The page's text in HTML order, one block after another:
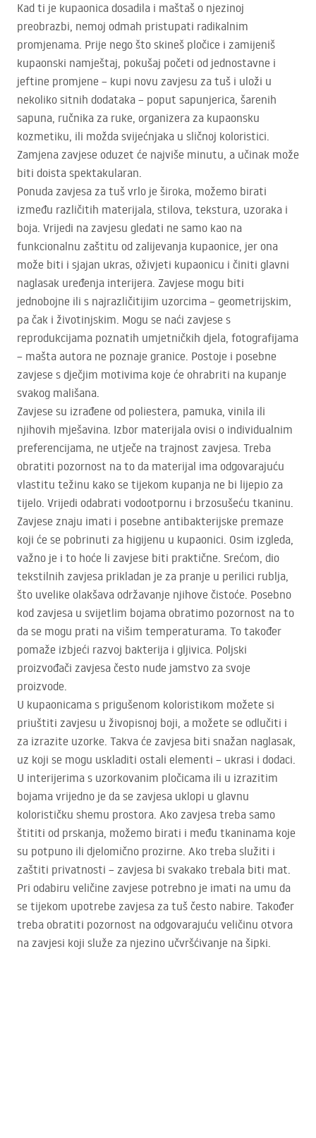
Kad ti je kupaonica dosadila i maštaš o njezinoj
preobrazbi, nemoj odmah pristupati radikalnim
promjenama. Prije nego što skineš pločice i zamijeniš
kupaonski namještaj, pokušaj početi od jednostavne i
jeftine promjene – kupi novu zavjesu za tuš i uloži u
nekoliko sitnih dodataka – poput sapunjerica, šarenih
sapuna, ručnika za ruke, organizera za kupaonsku
kozmetiku, ili možda svijećnjaka u sličnoj koloristici.
Zamjena zavjese oduzet će najviše minutu, a učinak može
biti doista spektakularan.
Ponuda zavjesa za tuš vrlo je široka, možemo birati
između različitih materijala, stilova, tekstura, uzoraka i
boja. Vrijedi na zavjesu gledati ne samo kao na
funkcionalnu zaštitu od zalijevanja kupaonice, jer ona
može biti i sjajan ukras, oživjeti kupaonicu i činiti glavni
naglasak uređenja interijera. Zavjese mogu biti
jednobojne ili s najrazličitijim uzorcima – geometrijskim,
pa čak i životinjskim. Mogu se naći zavjese s
reprodukcijama poznatih umjetničkih djela, fotografijama
– mašta autora ne poznaje granice. Postoje i posebne
zavjese s dječjim motivima koje će ohrabriti na kupanje
svakog mališana.
Zavjese su izrađene od poliestera, pamuka, vinila ili
njihovih mješavina. Izbor materijala ovisi o individualnim
preferencijama, ne utječe na trajnost zavjesa. Treba
obratiti pozornost na to da materijal ima odgovarajuću
vlastitu težinu kako se tijekom kupanja ne bi lijepio za
tijelo. Vrijedi odabrati vodootpornu i brzosušeću tkaninu.
Zavjese znaju imati i posebne antibakterijske premaze
koji će se pobrinuti za higijenu u kupaonici. Osim izgleda,
važno je i to hoće li zavjese biti praktične. Srećom, dio
tekstilnih zavjesa prikladan je za pranje u perilici rublja,
što uvelike olakšava održavanje njihove čistoće. Posebno
kod zavjesa u svijetlim bojama obratimo pozornost na to
da se mogu prati na višim temperaturama. To također
pomaže izbjeći razvoj bakterija i gljivica. Poljski
proizvođači zavjesa često nude jamstvo za svoje
proizvode.
U kupaonicama s prigušenom koloristikom možete si
priuštiti zavjesu u živopisnoj boji, a možete se odlučiti i
za izrazite uzorke. Takva će zavjesa biti snažan naglasak,
uz koji se mogu uskladiti ostali elementi – ukrasi i dodaci.
U interijerima s uzorkovanim pločicama ili u izrazitim
bojama vrijedno je da se zavjesa uklopi u glavnu
kolorističku shemu prostora. Ako zavjesa treba samo
štititi od prskanja, možemo birati i među tkaninama koje
su potpuno ili djelomično prozirne. Ako treba služiti i
zaštiti privatnosti – zavjesa bi svakako trebala biti mat.
Pri odabiru veličine zavjese potrebno je imati na umu da
se tijekom upotrebe zavjesa za tuš često nabire. Također
treba obratiti pozornost na odgovarajuću veličinu otvora
na zavjesi koji služe za njezino učvršćivanje na šipki.